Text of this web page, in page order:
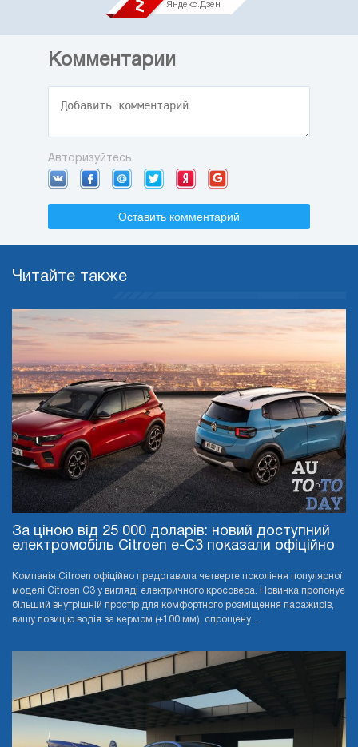
Яндекс.Дзен
Комментарии
Авторизуйтесь
Оставить комментарий
Читайте также
За ціною від 25 000 доларів: новий доступний
електромобіль Citroen e-C3 показали офіційно
Компанія Citroen офіційно представила четверте покоління популярної
моделі Citroen C3 у вигляді електричного кросовера. Новинка пропонує
більший внутрішній простір для комфортного розміщення пасажирів,
вищу позицію водія за кермом (+100 мм), спрощену ...